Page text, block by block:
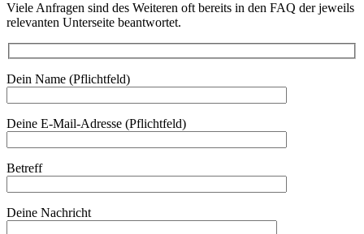
Viele Anfragen sind des Weiteren oft bereits in den FAQ der jeweils
relevanten Unterseite beantwortet.
Dein Name (Pflichtfeld)
Deine E-Mail-Adresse (Pflichtfeld)
Betreff
Deine Nachricht